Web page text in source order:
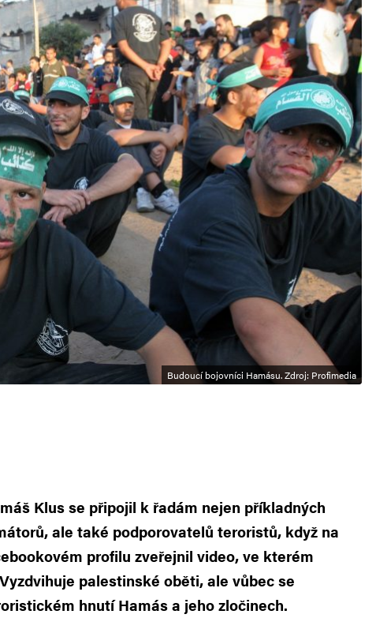
Budoucí bojovníci Hamásu. Zdroj: Profimedia
Klus se připojil k řadám nejen příkladných
ale také podporovatelů teroristů, když na
profilu zveřejnil video, ve kterém
palestinské oběti, ale vůbec se
hnutí Hamás a jeho zločinech.